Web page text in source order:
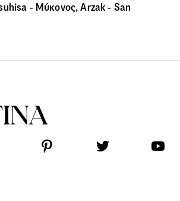
- Μύκονος, Arzak - San